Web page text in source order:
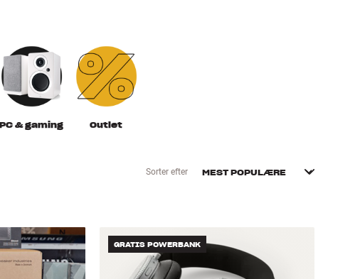
PC & gaming Outlet
Sorter efter
GRATIS POWERBANK